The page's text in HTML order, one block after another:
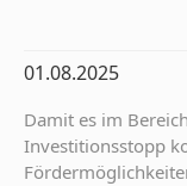
01.08.2025
Damit es im
Investitionsstopp